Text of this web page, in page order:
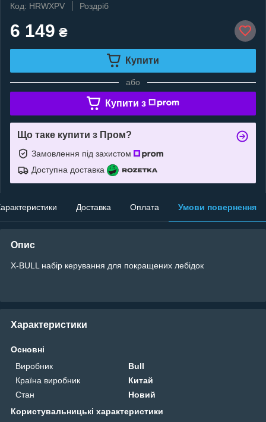
Код: HRWXPV
Роздріб
6 149 ₴
Купити
або
Купити з
Що таке купити з Пром?
Замовлення під захистом
Доступна доставка
Доставка Оплата Умови повернення
Опис
X-BULL набір керування для покращених лебідок
Характеристики
Основні
Виробник
Bull
Країна виробник
Китай
Стан
Новий
Користувальницькі характеристики